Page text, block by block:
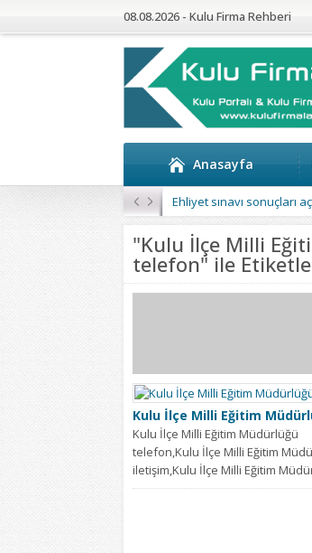
08.08.2026 - Kulu Firma Rehberi
Anasayfa
Ehliyet sınavı sonuçları
"Kulu İlçe Milli
telefon" ile
Kulu İlçe Milli Eğitim
Kulu İlçe Milli Eğitim Müdürlüğü
telefon,Kulu İlçe Milli Eğitim
iletişim,Kulu İlçe Milli Eğitim